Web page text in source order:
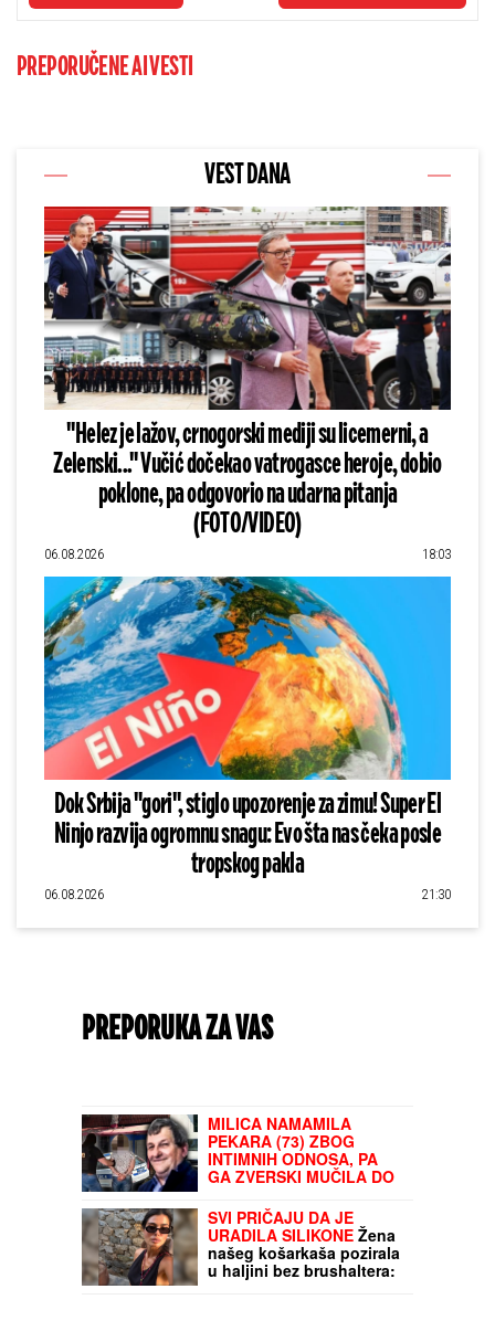
PREPORUČENE AI VESTI
VEST DANA
"Helez je lažov, crnogorski mediji su licemerni, a
Zelenski..." Vučić dočekao vatrogasce heroje, dobio
poklone, pa odgovorio na udarna pitanja
(FOTO/VIDEO)
06.08.2026 18:03
Dok Srbija "gori", stiglo upozorenje za zimu! Super El
Ninjo razvija ogromnu snagu: Evo šta nas čeka posle
tropskog pakla
06.08.2026 21:30
PREPORUKA ZA VAS
MILICA NAMAMILA
PEKARA (73) ZBOG
INTIMNIH ODNOSA, PA
GA ZVERSKI MUČILA DO
ubistva na Karaburmi koji
LEDE KRV: Izdahnuo u
najgorim mukama dok su
ga osumnjičeni pljačkali
SVI PRIČAJU DA JE
URADILA SILIKONE Žena
našeg košarkaša pozirala
u haljini bez brushaltera:
Baškari se na Mikonosu i